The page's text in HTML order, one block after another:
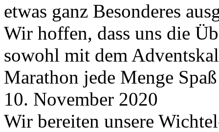
etwas ganz Besonderes
Wir hoffen, dass uns die
sowohl mit dem
Marathon jede Menge
10. November 2020
Wir bereiten unsere